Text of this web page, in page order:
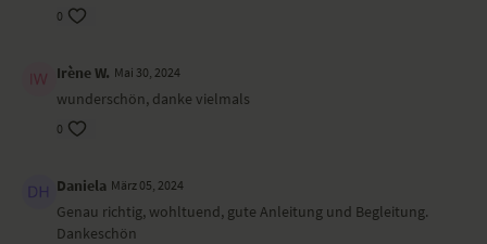
0
Irène W. Mai 30, 2024
wunderschön, danke vielmals
0
Daniela März 05, 2024
Genau richtig, wohltuend, gute Anleitung und Begleitung.
Dankeschön